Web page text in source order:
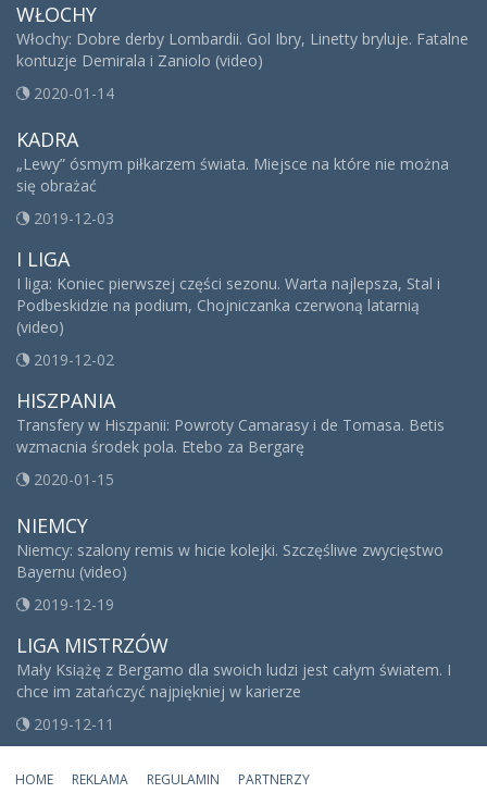
WŁOCHY
Włochy: Dobre derby Lombardii. Gol Ibry, Linetty bryluje. Fatalne
kontuzje Demirala i Zaniolo (video)
2020-01-14
KADRA
„Lewy” ósmym piłkarzem świata. Miejsce na które nie można
się obrażać
2019-12-03
I LIGA
I liga: Koniec pierwszej części sezonu. Warta najlepsza, Stal i
Podbeskidzie na podium, Chojniczanka czerwoną latarnią
(video)
2019-12-02
HISZPANIA
Transfery w Hiszpanii: Powroty Camarasy i de Tomasa. Betis
wzmacnia środek pola. Etebo za Bergarę
2020-01-15
NIEMCY
Niemcy: szalony remis w hicie kolejki. Szczęśliwe zwycięstwo
Bayernu (video)
2019-12-19
LIGA MISTRZÓW
Mały Książę z Bergamo dla swoich ludzi jest całym światem. I
chce im zatańczyć najpiękniej w karierze
2019-12-11
HOME REKLAMA REGULAMIN PARTNERZY